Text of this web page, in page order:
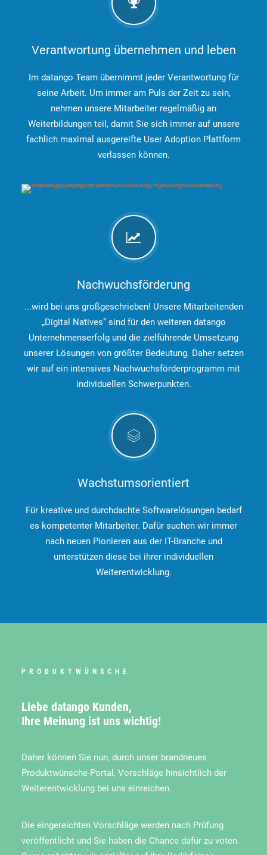
Verantwortung übernehmen und leben
Im datango Team übernimmt jeder Verantwortung für
seine Arbeit. Um immer am Puls der Zeit zu sein,
nehmen unsere Mitarbeiter regelmäßig an
Weiterbildungen teil, damit Sie sich immer auf unsere
fachlich maximal ausgereifte User Adoption Plattform
verlassen können.
Nachwuchsförderung
...wird bei uns großgeschrieben! Unsere Mitarbeitenden
„Digital Natives“ sind für den weiteren datango
Unternehmenserfolg und die zielführende Umsetzung
unserer Lösungen von größter Bedeutung. Daher setzen
wir auf ein intensives Nachwuchsförderprogramm mit
individuellen Schwerpunkten.
Wachstumsorientiert
Für kreative und durchdachte Softwarelösungen bedarf
es kompetenter Mitarbeiter. Dafür suchen wir immer
nach neuen Pionieren aus der IT-Branche und
unterstützen diese bei ihrer individuellen
Weiterentwicklung.
PRODUKTWÜNSCHE
Liebe datango Kunden,
Ihre Meinung ist uns wichtig!
Daher können Sie nun, durch unser brandneues
Produktwünsche-Portal, Vorschläge hinsichtlich der
Weiterentwicklung bei uns einreichen.
Die eingereichten Vorschläge werden nach Prüfung
veröffentlicht und Sie haben die Chance dafür zu voten.